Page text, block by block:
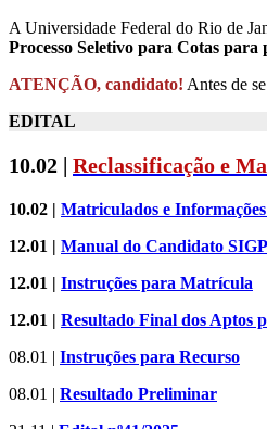
A Universidade Federal do Rio de
Processo Seletivo para Cotas para
ATENÇÃO, candidato! Antes de
EDITAL
10.02 | Reclassificação e
10.02 | Matriculados e
12.01 | Manual do Candidato
12.01 | Instruções para Matrícula
12.01 | Resultado Final dos Aptos
08.01 | Instruções para Recurso
08.01 | Resultado Preliminar